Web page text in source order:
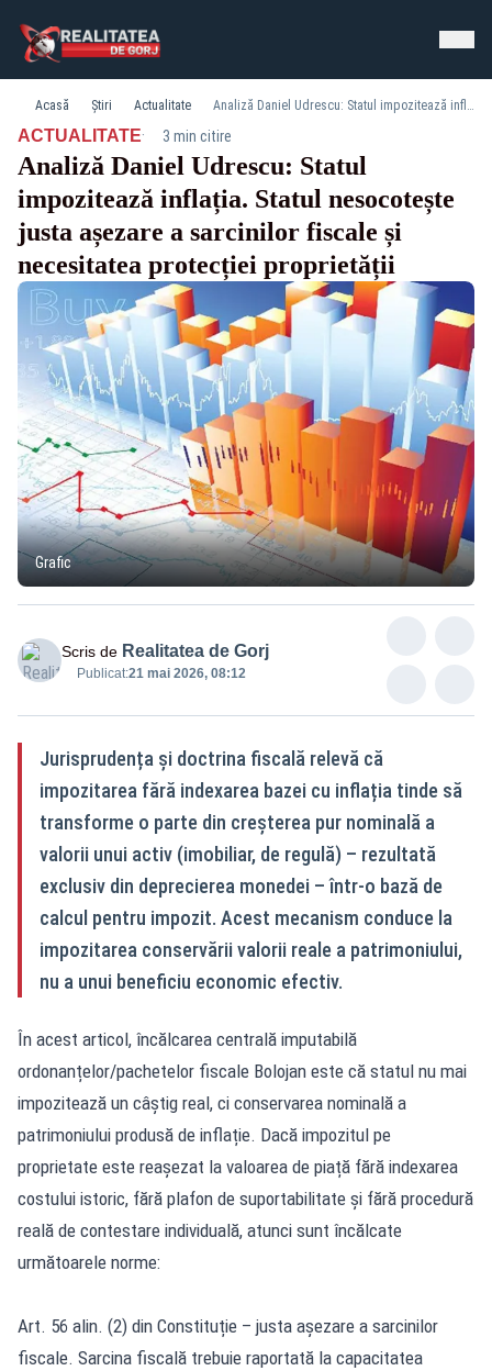
Acasă Știri Actualitate Analiză Daniel Udrescu: Statul impozitează inflația. Statul nesocotește justa așezare a sarcinilor fiscale și necesitatea protecției proprietății
ACTUALITATE· 3 min citire
Analiză Daniel Udrescu: Statul
impozitează inflația. Statul nesocotește
justa așezare a sarcinilor fiscale și
necesitatea protecției proprietății
Grafic
Scris de Realitatea de Gorj
Publicat:21 mai 2026, 08:12
Jurisprudența și doctrina fiscală relevă că
impozitarea fără indexarea bazei cu inflația tinde să
transforme o parte din creșterea pur nominală a
valorii unui activ (imobiliar, de regulă) – rezultată
exclusiv din deprecierea monedei – într-o bază de
calcul pentru impozit. Acest mecanism conduce la
impozitarea conservării valorii reale a patrimoniului,
nu a unui beneficiu economic efectiv.
În acest articol, încălcarea centrală imputabilă
ordonanțelor/pachetelor fiscale Bolojan este că statul nu mai
impozitează un câștig real, ci conservarea nominală a
patrimoniului produsă de inflație. Dacă impozitul pe
proprietate este reașezat la valoarea de piață fără indexarea
costului istoric, fără plafon de suportabilitate și fără procedură
reală de contestare individuală, atunci sunt încălcate
următoarele norme:
Art. 56 alin. (2) din Constituție – justa așezare a sarcinilor
fiscale. Sarcina fiscală trebuie raportată la capacitatea